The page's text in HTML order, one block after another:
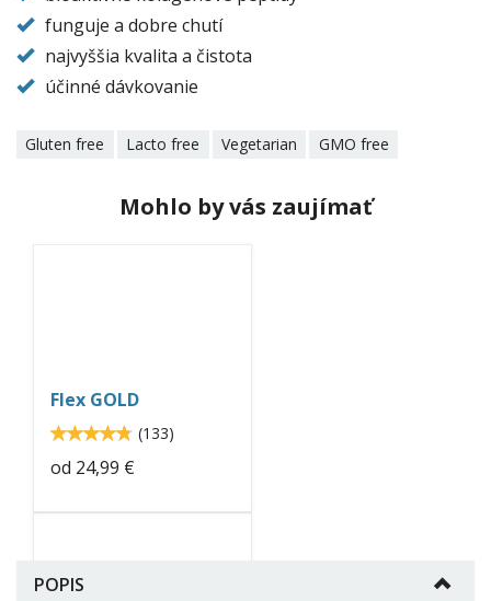
funguje a dobre chutí
najvyššia kvalita a čistota
účinné dávkovanie
Gluten free Lacto free Vegetarian GMO free
Mohlo by vás zaujímať
Flex GOLD
4.796994.8
(133)
od 24,99 €
betaglucan.jpg
POPIS